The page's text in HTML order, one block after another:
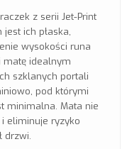
z serii Jet-Print
ich płaska,
wysokości runa
idealnym
szklanych portali
pod którymi
minimalna. Mata nie
eliminuje ryzyko
drzwi.